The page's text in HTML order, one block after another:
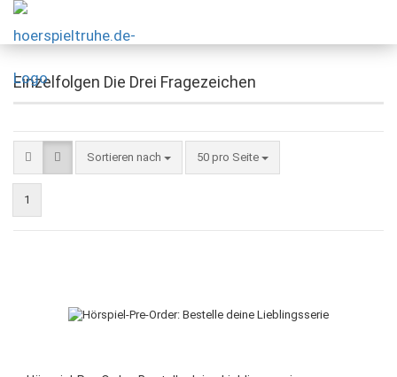
Einzelfolgen Die Drei Fragezeichen
Sortieren nach 50 pro Seite
1